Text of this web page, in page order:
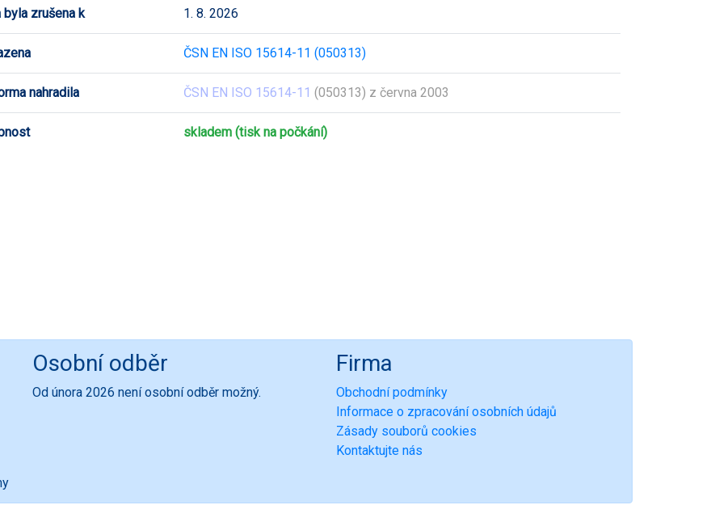
byla zrušena k 1. 8. 2026
ČSN EN ISO 15614-11 (050313)
nahradila ČSN EN ISO 15614-11 (050313) z června 2003
skladem (tisk na počkání)
Osobní odběr
Od února 2026 není osobní odběr možný.
Firma
Obchodní podmínky
Informace o zpracování osobních údajů
Zásady souborů cookies
Kontaktujte nás